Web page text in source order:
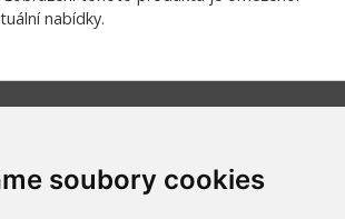
soubory cookies
nabídky.